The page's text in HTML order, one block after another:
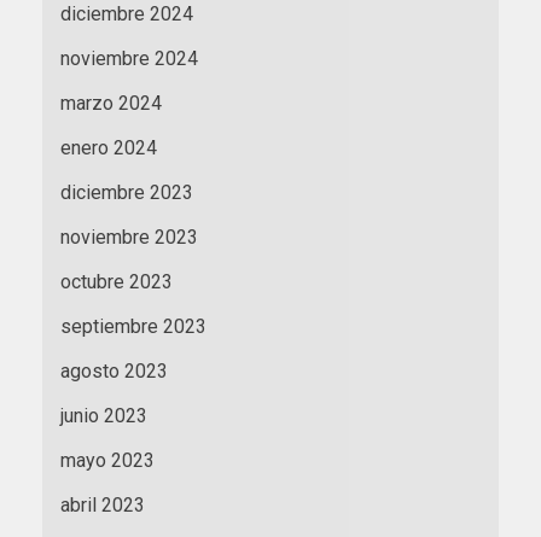
diciembre 2024
noviembre 2024
marzo 2024
enero 2024
diciembre 2023
noviembre 2023
octubre 2023
septiembre 2023
agosto 2023
junio 2023
mayo 2023
abril 2023